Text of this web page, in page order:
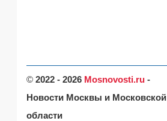
© 2022 - 2026 Mosnovosti.ru -
Новости Москвы и Московской
области